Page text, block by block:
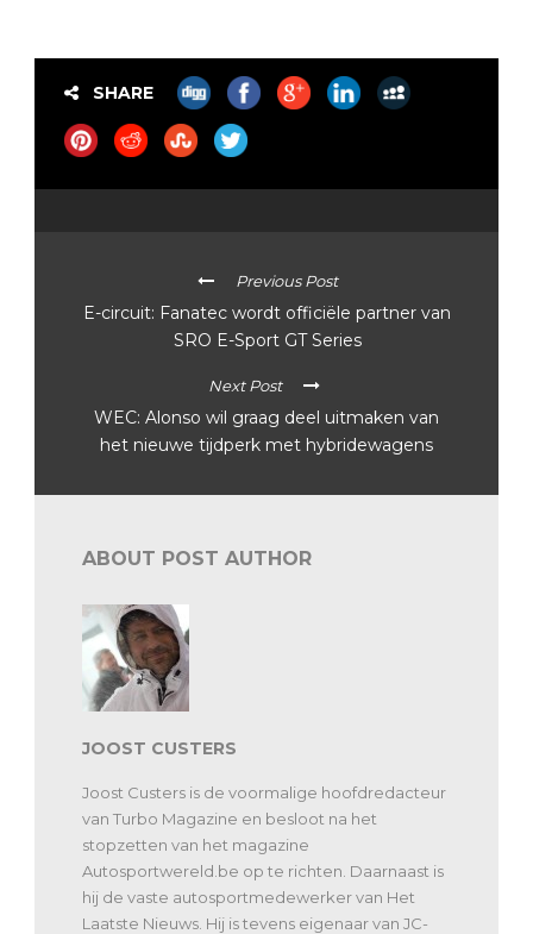
SHARE
Previous Post
E-circuit: Fanatec wordt officiële partner van
SRO E-Sport GT Series
Next Post
WEC: Alonso wil graag deel uitmaken van
het nieuwe tijdperk met hybridewagens
ABOUT POST AUTHOR
JOOST CUSTERS
Joost Custers is de voormalige hoofdredacteur
van Turbo Magazine en besloot na het
stopzetten van het magazine
Autosportwereld.be op te richten. Daarnaast is
hij de vaste autosportmedewerker van Het
Laatste Nieuws. Hij is tevens eigenaar van JC-